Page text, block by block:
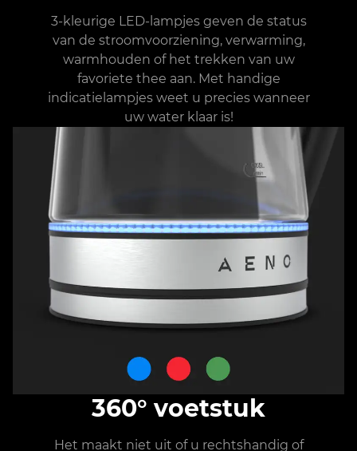
3-kleurige LED-lampjes geven de status
van de stroomvoorziening, verwarming,
warmhouden of het trekken van uw
favoriete thee aan. Met handige
indicatielampjes weet u precies wanneer
uw water klaar is!
360° voetstuk
Het maakt niet uit of u rechtshandig of